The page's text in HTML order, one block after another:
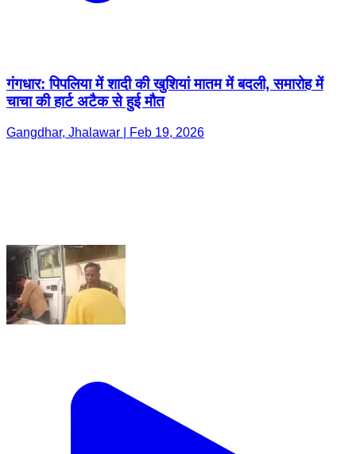
गंगधार: पिपलिया में शादी की खुशियां मातम में बदली, समारोह में
चाचा की हार्ट अटैक से हुई मौत
Gangdhar, Jhalawar | Feb 19, 2026